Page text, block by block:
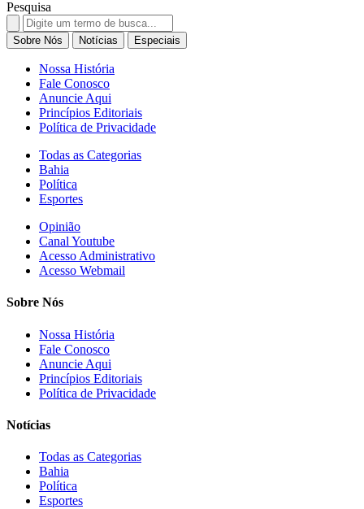
Pesquisa
Search
for:
Sobre Nós Notícias Especiais
Nossa História
Fale Conosco
Anuncie Aqui
Princípios Editoriais
Política de Privacidade
Todas as Categorias
Bahia
Política
Esportes
Opinião
Canal Youtube
Acesso Administrativo
Acesso Webmail
Sobre Nós
Nossa História
Fale Conosco
Anuncie Aqui
Princípios Editoriais
Política de Privacidade
Notícias
Todas as Categorias
Bahia
Política
Esportes